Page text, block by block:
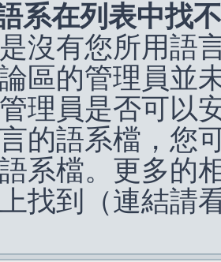
系在列表中找
沒有您所用語
區的管理員並
理員是否可以
的語系檔，您
系檔。更多的
找到（連結請